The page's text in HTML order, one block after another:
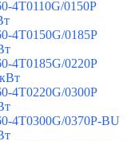
4T0110G/0150P
4T0150G/0185P
4T0185G/0220P
4T0220G/0300P
4T0300G/0370P-BU